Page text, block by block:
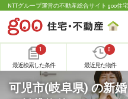
NTTグループ運営の不動産総合サイト goo住
1
最近検索した条件
0
最近見た物件
可児市(岐阜県) の新